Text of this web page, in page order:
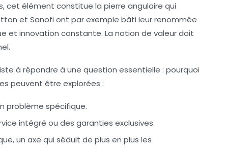
cet élément constitue la pierre angulaire qui
et Sanofi ont par exemple bâti leur renommée
et innovation constante. La notion de valeur doit
à répondre à une question essentielle : pourquoi
peuvent être explorées :
problème spécifique.
intégré ou des garanties exclusives.
un axe qui séduit de plus en plus les